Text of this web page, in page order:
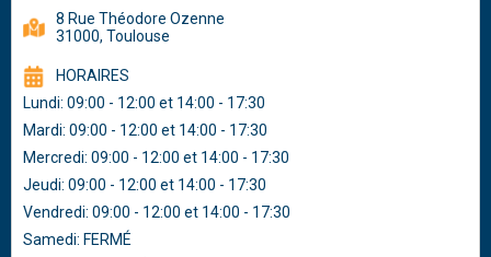
8 Rue Théodore Ozenne
31000, Toulouse
HORAIRES
Lundi: 09:00 - 12:00 et 14:00 - 17:30
Mardi: 09:00 - 12:00 et 14:00 - 17:30
Mercredi: 09:00 - 12:00 et 14:00 - 17:30
Jeudi: 09:00 - 12:00 et 14:00 - 17:30
Vendredi: 09:00 - 12:00 et 14:00 - 17:30
Samedi: FERMÉ